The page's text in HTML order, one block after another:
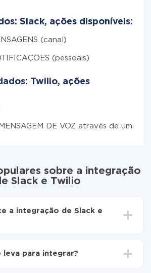
Slack, ações disponíveis:
(canal)
(pessoais)
Twilio, ações
DE VOZ através de uma
sobre a integração
Slack e Twilio
a integração de Slack e
automática
leva para integrar?